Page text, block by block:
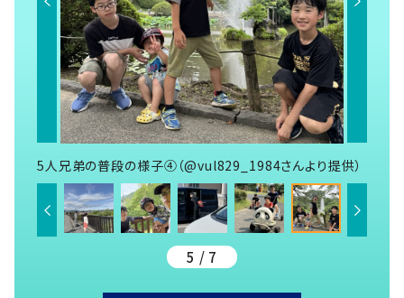
5人兄弟の普段の様子④（@vul829_1984さんより提供）
5 / 7